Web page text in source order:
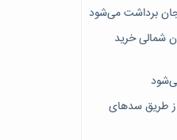
شمالی خرید
از طریق سدهای